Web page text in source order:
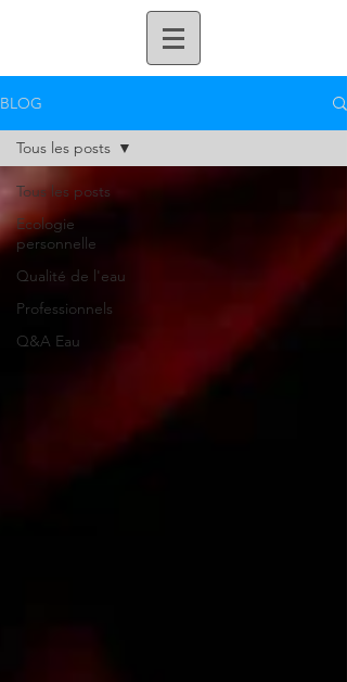
BLOG
Tous les posts
Ecologie
personnelle
Qualité de l'eau
Professionnels
Q&A Eau
Tous les posts